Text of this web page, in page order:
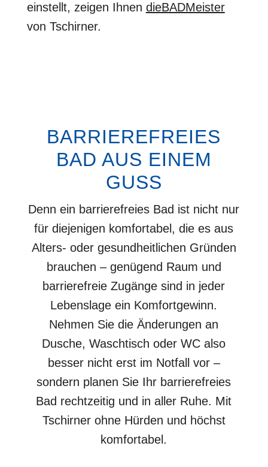
einstellt, zeigen Ihnen dieBADMeister
von Tschirner.
BARRIEREFREIES
BAD AUS EINEM
GUSS
Denn ein barrierefreies Bad ist nicht nur
für diejenigen komfortabel, die es aus
Alters- oder gesundheitlichen Gründen
brauchen – genügend Raum und
barrierefreie Zugänge sind in jeder
Lebenslage ein Komfortgewinn.
Nehmen Sie die Änderungen an
Dusche, Waschtisch oder WC also
besser nicht erst im Notfall vor –
sondern planen Sie Ihr barrierefreies
Bad rechtzeitig und in aller Ruhe. Mit
Tschirner ohne Hürden und höchst
komfortabel.